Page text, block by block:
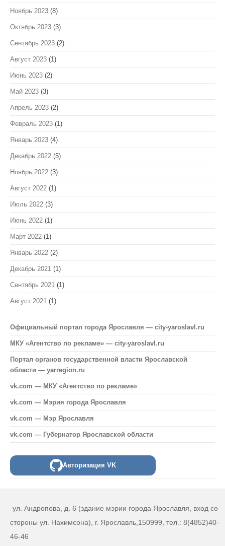
Ноябрь 2023 (8)
Октябрь 2023 (3)
Сентябрь 2023 (2)
Август 2023 (1)
Июнь 2023 (2)
Май 2023 (3)
Апрель 2023 (2)
Февраль 2023 (1)
Январь 2023 (4)
Декабрь 2022 (5)
Ноябрь 2022 (3)
Август 2022 (1)
Июль 2022 (3)
Июнь 2022 (1)
Март 2022 (1)
Январь 2022 (2)
Декабрь 2021 (1)
Сентябрь 2021 (1)
Август 2021 (1)
Официальный портал города Ярославля — city-yaroslavl.ru
МКУ «Агентство по рекламе» — city-yaroslavl.ru
Портал органов государственной власти Ярославской
области — yarregion.ru
vk.com — МКУ «Агентство по рекламе»
vk.com — Мэрия города Ярославля
vk.com — Мэр Ярославля
vk.com — Губернатор Ярославской области
Авторизация VK
ул. Андропова, д. 6 (здание мэрии города Ярославля, вход со
стороны ул. Нахимсона), г. Ярославль,150999, тел.: 8(4852)40-
46-46